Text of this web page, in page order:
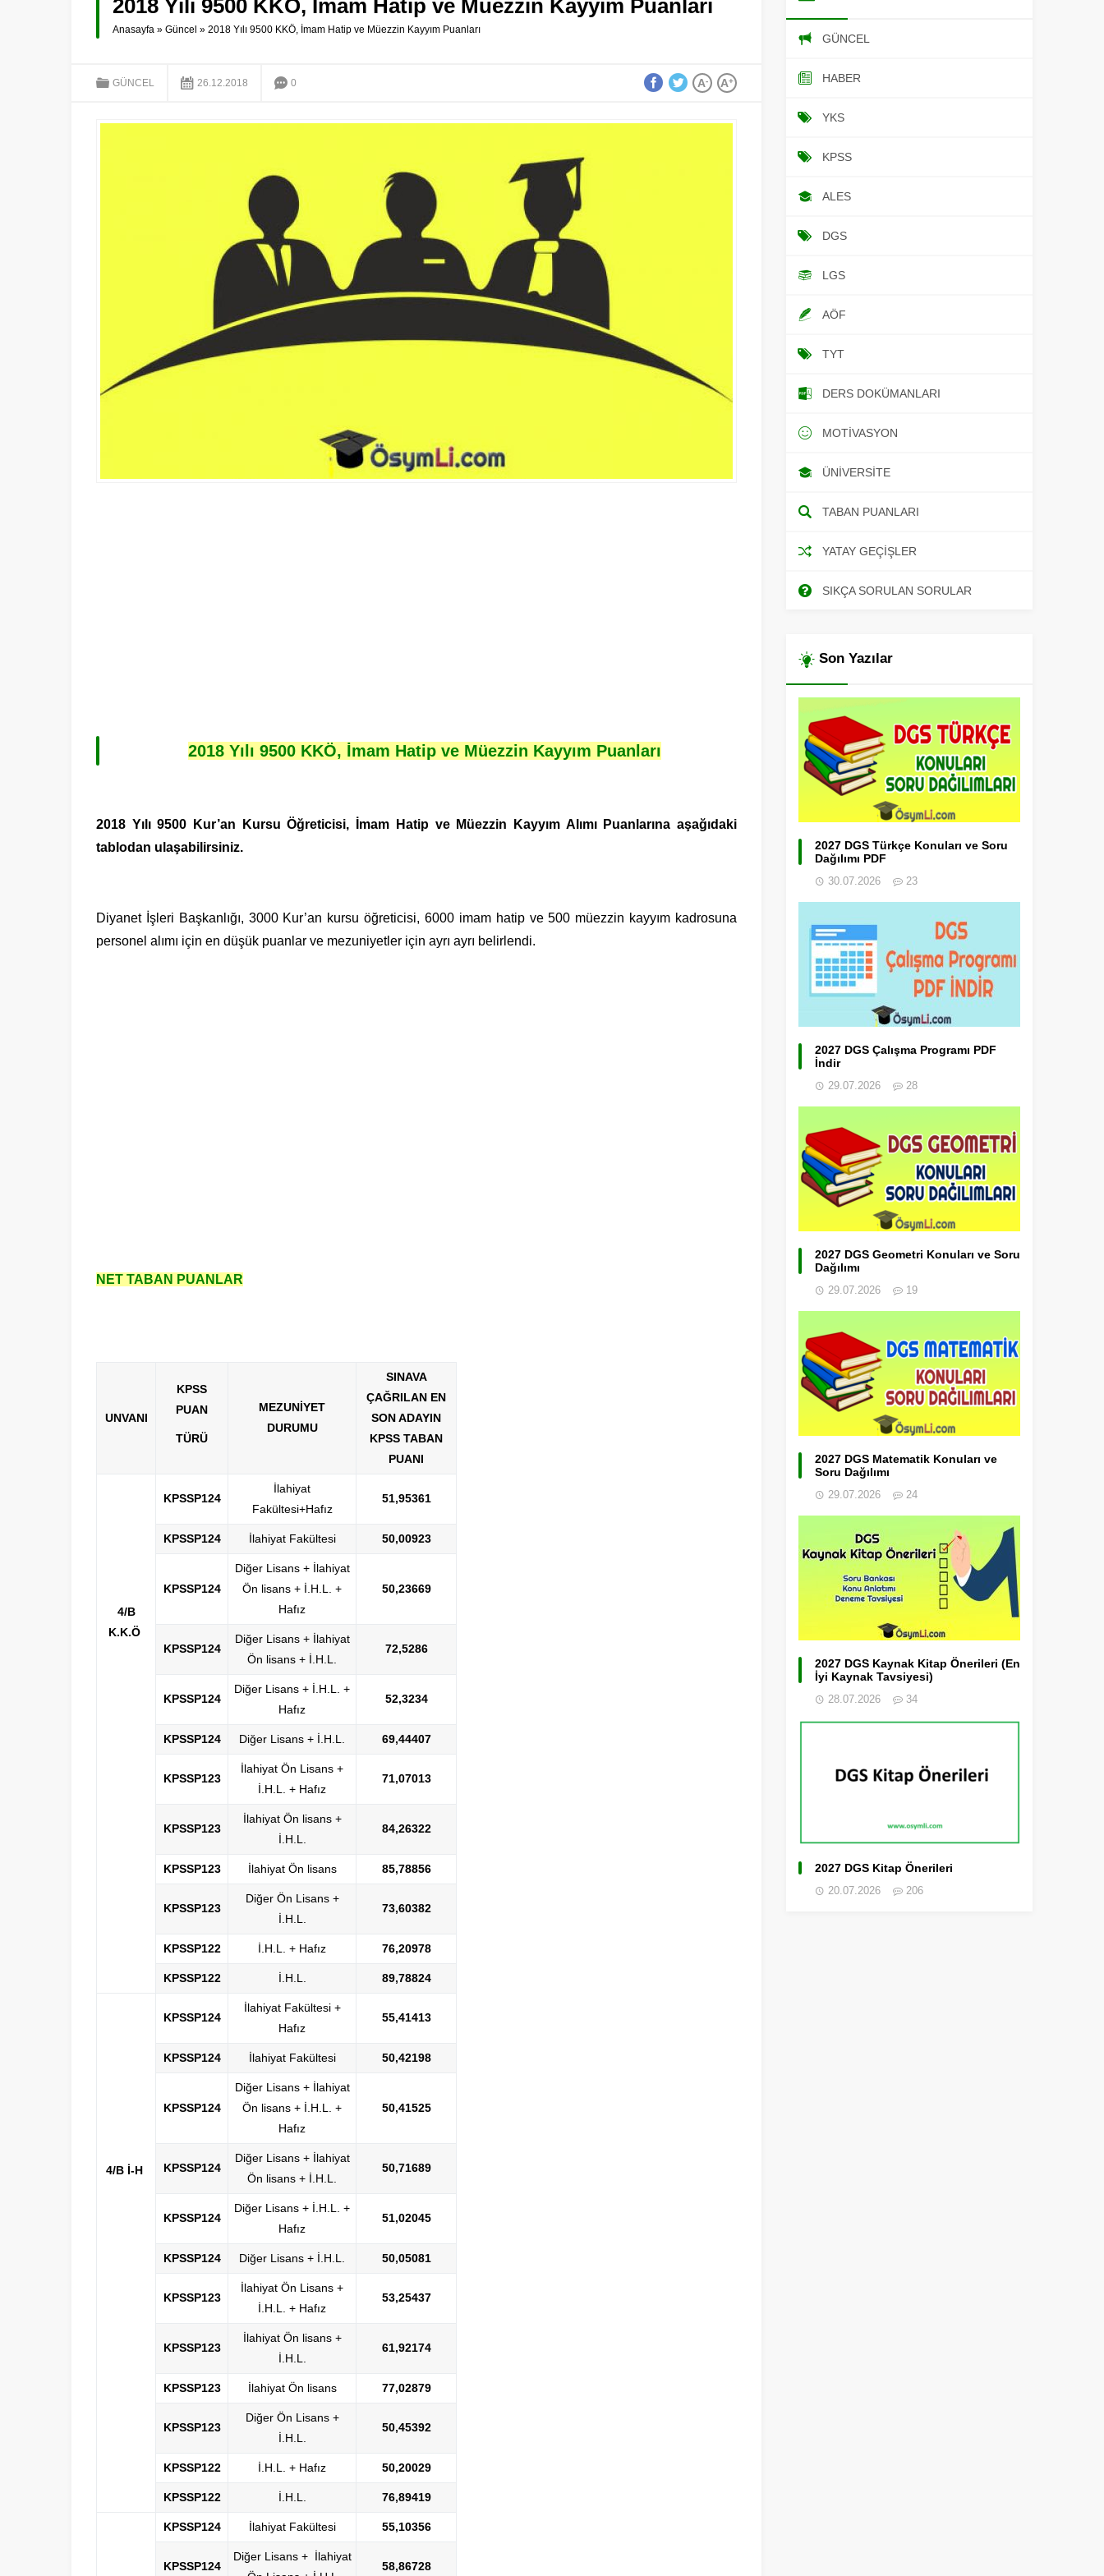
2018 Yılı 9500 KKÖ, İmam Hatip ve Müezzin Kayyım Puanları
Anasayfa » Güncel » 2018 Yılı 9500 KKÖ, İmam Hatip ve Müezzin Kayyım Puanları
GÜNCEL 26.12.2018 0 A+
A-
2018 Yılı 9500 KKÖ, İmam Hatip ve Müezzin Kayyım Puanları
2018 Yılı 9500 Kur’an Kursu Öğreticisi, İmam Hatip ve Müezzin Kayyım Alımı Puanlarına aşağıdaki
tablodan ulaşabilirsiniz.
Diyanet İşleri Başkanlığı, 3000 Kur’an kursu öğreticisi, 6000 imam hatip ve 500 müezzin kayyım kadrosuna
personel alımı için en düşük puanlar ve mezuniyetler için ayrı ayrı belirlendi.
NET TABAN PUANLAR
UNVANI
KPSS
PUAN
TÜRÜ
MEZUNİYET
DURUMU
SINAVA
ÇAĞRILAN EN
SON ADAYIN
KPSS TABAN
PUANI
​​​​​​4/B
K.K.Ö​
KPSSP124
İlahiyat
Fakültesi+Hafız
51,95361
KPSSP124 İlahiyat Fakültesi 50,00923
KPSSP124
Diğer Lisans + İlahiyat
Ön lisans + İ.H.L. +
Hafız
50,23669
KPSSP124
Diğer Lisans + İlahiyat
Ön lisans + İ.H.L.
72,5286
KPSSP124
Diğer Lisans + İ.H.L. +
Hafız
52,3234
KPSSP124 Diğer Lisans + İ.H.L. 69,44407
KPSSP123
İlahiyat Ön Lisans +
İ.H.L. + Hafız
71,07013
KPSSP123
İlahiyat Ön lisans +
İ.H.L.
84,26322
KPSSP123 İlahiyat Ön lisans 85,78856
KPSSP123
Diğer Ön Lisans +
İ.H.L.
73,60382
KPSSP122 İ.H.L. + Hafız 76,20978
KPSSP122 İ.H.L. 89,78824
4/B İ-H​
KPSSP124
İlahiyat Fakültesi +
Hafız
55,41413
KPSSP124 İlahiyat Fakültesi 50,42198
KPSSP124
Diğer Lisans + İlahiyat
Ön lisans + İ.H.L. +
Hafız
50,41525
KPSSP124
Diğer Lisans + İlahiyat
Ön lisans + İ.H.L.
50,71689
KPSSP124
Diğer Lisans + İ.H.L. +
Hafız
51,02045
KPSSP124 Diğer Lisans + İ.H.L. 50,05081
K​PSSP123
İlahiyat Ön Lisans +
İ.H.L. + Hafız
53,25437
KPSSP123
İlahiyat Ön lisans +
İ.H.L.
61,92174
KPSSP123 İlahiyat Ön lisans 77,02879
KPSSP123
Diğer Ön Lisans +
İ.H.L.
50,45392
KPSSP122 İ.H.L. + Hafız 50,20029
KPSSP122 İ.H.L. 76,89419
KPSSP124 İlahiyat Fakültesi 55,10356
KPSSP124
Diğer Lisans + İlahiyat
58,86728
GÜNCEL
HABER
YKS
KPSS
ALES
DGS
LGS
AÖF
TYT
DERS DOKÜMANLARI
MOTIVASYON
ÜNIVERSITE
TABAN PUANLARI
YATAY GEÇIŞLER
SIKÇA SORULAN SORULAR
Son Yazılar
2027 DGS Türkçe Konuları ve Soru
Dağılımı PDF
30.07.2026 23
2027 DGS Çalışma Programı PDF
İndir
29.07.2026 28
2027 DGS Geometri Konuları ve Soru
Dağılımı
29.07.2026 19
2027 DGS Matematik Konuları ve
Soru Dağılımı
29.07.2026 24
2027 DGS Kaynak Kitap Önerileri (En
İyi Kaynak Tavsiyesi)
28.07.2026 34
2027 DGS Kitap Önerileri
20.07.2026 206